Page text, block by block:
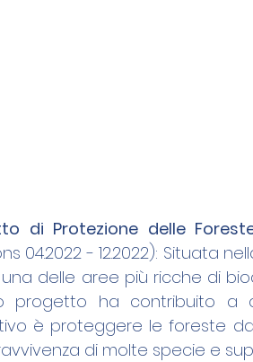
di Protezione delle
04.2022 - 12.2022): Situata
una delle aree più ricche di
progetto ha contribuito a
è proteggere le foreste
di molte specie e